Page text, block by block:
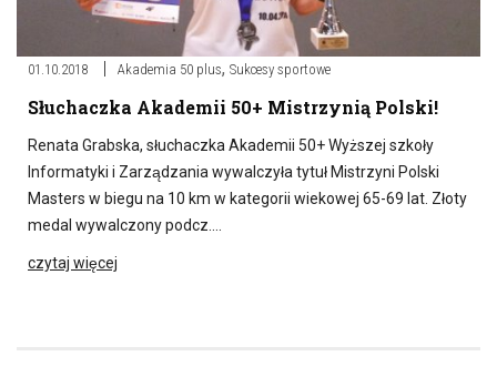
01.10.2018 Akademia 50 plus, Sukcesy sportowe
Słuchaczka Akademii 50+ Mistrzynią Polski!
Renata Grabska, słuchaczka Akademii 50+ Wyższej szkoły
Informatyki i Zarządzania wywalczyła tytuł Mistrzyni Polski
Masters w biegu na 10 km w kategorii wiekowej 65-69 lat. Złoty
medal wywalczony podcz….
czytaj więcej